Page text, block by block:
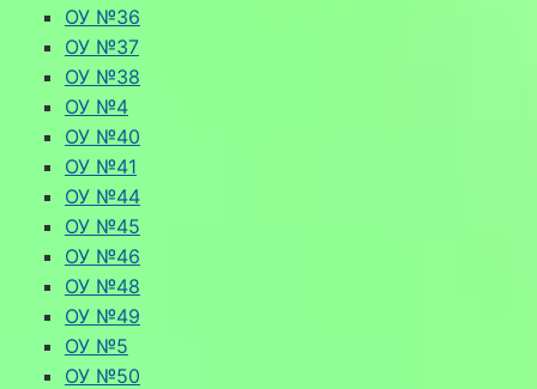
ОУ №36
ОУ №37
ОУ №38
ОУ №4
ОУ №40
ОУ №41
ОУ №44
ОУ №45
ОУ №46
ОУ №48
ОУ №49
ОУ №5
ОУ №50